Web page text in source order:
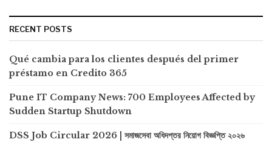
RECENT POSTS
Qué cambia para los clientes después del primer
préstamo en Credito 365
Pune IT Company News: 700 Employees Affected by
Sudden Startup Shutdown
DSS Job Circular 2026 | সমাজসেবা অধিদপ্তর নিয়োগ বিজ্ঞপ্তি ২০২৬